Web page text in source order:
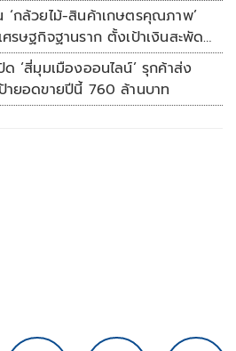
‘กล้วยไม้-สินค้าเกษตรคุณภาพ’
ศรษฐกิจฐานราก ตั้งเป้าเงินสะพัด
ด ‘สี่มุมเมืองออนไลน์’ รุกค้าส่ง
ายอดขายปีนี้ 760 ล้านบาท